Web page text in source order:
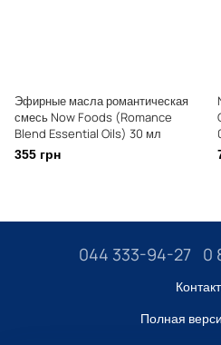
Эфирные масла романтическая
смесь Now Foods (Romance
Blend Essential Oils) 30 мл
355 грн
044 333-94-27 0
Полная